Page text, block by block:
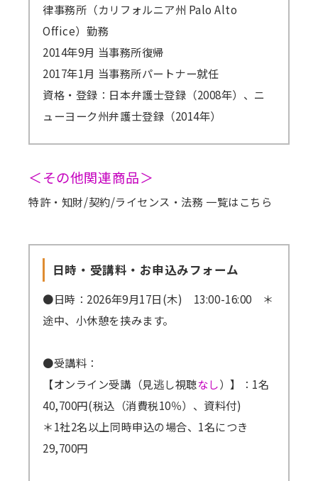
律事務所（カリフォルニア州 Palo Alto
Office）勤務
2014年9月 当事務所復帰
2017年1月 当事務所パートナー就任
資格・登録：日本弁護士登録（2008年）、ニ
ューヨーク州弁護士登録（2014年）
＜その他関連商品＞
特許・知財/契約/ライセンス・法務 一覧はこちら
日時・受講料・お申込みフォーム
●日時：2026年9月17日(木) 13:00-16:00 ＊
途中、小休憩を挟みます。
●受講料：
【オンライン受講（見逃し視聴なし）】：1名
40,700円(税込（消費税10％）、資料付)
＊1社2名以上同時申込の場合、1名につき
29,700円